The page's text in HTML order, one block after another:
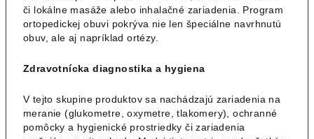
či lokálne masáže alebo inhalačné zariadenia. Program
ortopedickej obuvi pokrýva nie len špeciálne navrhnutú
obuv, ale aj napríklad ortézy.
Zdravotnícka diagnostika a hygiena
V tejto skupine produktov sa nachádzajú zariadenia na
meranie (glukometre, oxymetre, tlakomery), ochranné
pomôcky a hygienické prostriedky či zariadenia